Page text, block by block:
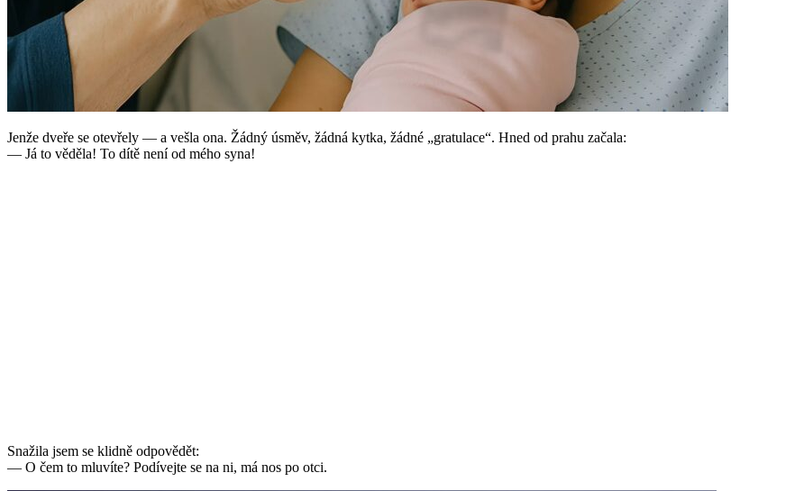
Jenže dveře se otevřely — a vešla ona. Žádný úsměv, žádná kytka, žádné „gratulace“. Hned od prahu začala:
— Já to věděla! To dítě není od mého syna!
Snažila jsem se klidně odpovědět:
— O čem to mluvíte? Podívejte se na ni, má nos po otci.